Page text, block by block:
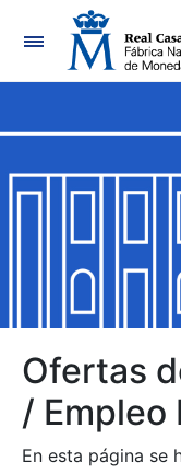
Mostrar/Ocultar
Mostrar/Ocultar
Mostrar/Ocultar
Mostrar/Ocultar
Ofertas
/ Empleo
En esta página se